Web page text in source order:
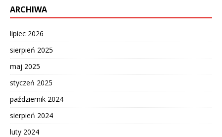
ARCHIWA
lipiec 2026
sierpień 2025
maj 2025
styczeń 2025
październik 2024
sierpień 2024
luty 2024